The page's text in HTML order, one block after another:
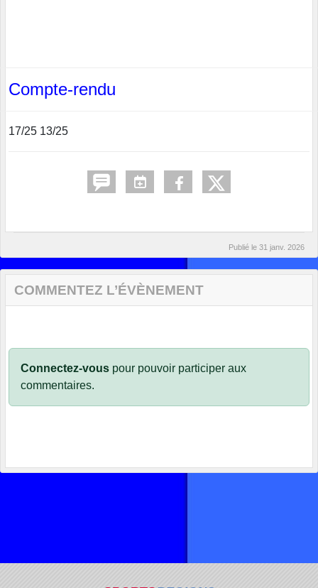
Compte-rendu
17/25 13/25
Publié le 31 janv. 2026
COMMENTEZ L’ÉVÈNEMENT
Connectez-vous pour pouvoir participer aux
commentaires.